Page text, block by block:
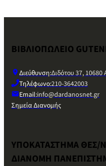
ΒΙΒΛΙΟΠΩΛΕΙΟ
Διεύθυνση:Διδότου 37, 10680
Τηλέφωνο:210-3642003
Email:info@dardanosnet.gr
Σημεία Διανομής
ΥΠΟΚΑΤΑΣΤΗΜΑ ΘΕΣ/
ΔΙΑΝΟΜΗ